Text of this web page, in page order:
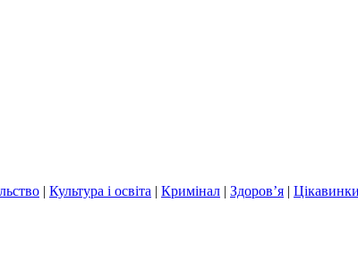
| Культура і освіта | Кримінал | Здоров’я | Цікавинки